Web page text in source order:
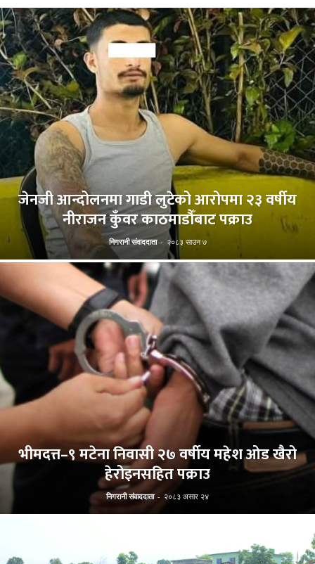
जेनजी आन्दोलनमा गाडी लुटेको आरोपमा २३ वर्षीय
नीराजन कुँवर काठमाडौँबाट पक्राउ
निगरानी संवाददाता - २०८३ साउन ७
भीमदत्त–९ मटेना निवासी २७ वर्षीय महेश ओड खैरो
हेरोइनसहित पक्राउ
निगरानी संवाददाता - २०८३ असार २४